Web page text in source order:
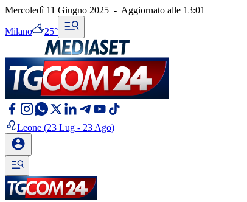
Mercoledì 11 Giugno 2025 - Aggiornato alle 13:01
Milano 25°
Leone (23 Lug - 23 Ago)